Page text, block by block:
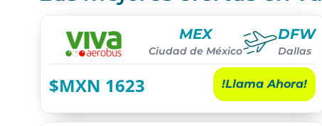
MEX
Ciudad de México
DFW
Dallas
$MXN 1623 !Llama Ahora!